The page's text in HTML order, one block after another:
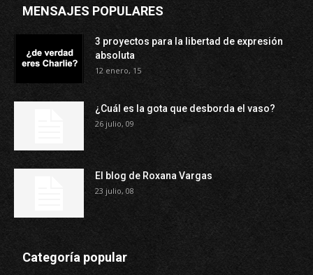
MENSAJES POPULARES
3 proyectos para la libertad de expresión
absoluta
12 enero, 15
¿Cuál es la gota que desborda el vaso?
26 julio, 09
El blog de Roxana Vargas
23 julio, 08
Categoría popular